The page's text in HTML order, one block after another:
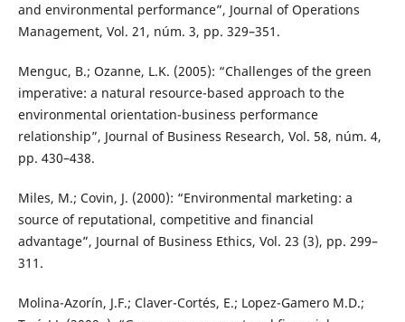
and environmental performance”, Journal of Operations
Management, Vol. 21, núm. 3, pp. 329–351.
Menguc, B.; Ozanne, L.K. (2005): “Challenges of the green
imperative: a natural resource-based approach to the
environmental orientation-business performance
relationship”, Journal of Business Research, Vol. 58, núm. 4,
pp. 430–438.
Miles, M.; Covin, J. (2000): “Environmental marketing: a
source of reputational, competitive and financial
advantage”, Journal of Business Ethics, Vol. 23 (3), pp. 299–
311.
Molina-Azorín, J.F.; Claver-Cortés, E.; Lopez-Gamero M.D.;